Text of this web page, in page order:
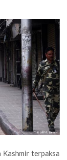
terpaksa